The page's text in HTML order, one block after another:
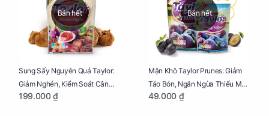
Bán hết
Sung Sấy Nguyên Quả Taylor:
Giảm Nghén, Kiểm Soát Cân
Nặng Cho Mẹ Bầu Túi 190g
199.000 ₫
Bán hết
Mận Khô Taylor Prunes: Giảm
Táo Bón, Ngăn Ngừa Thiếu Máu
Cho Mẹ Bầu Túi 50g
49.000 ₫